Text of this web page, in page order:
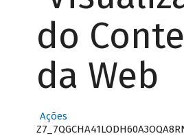
do
da Web
Ações